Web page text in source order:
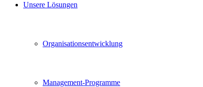
Unsere Lösungen
Organisationsentwicklung
Management-Programme